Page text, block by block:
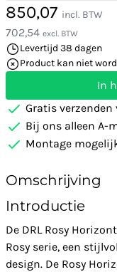
850,07 incl. BTW
702,54 excl. BTW
Levertijd 38 dagen
Product kan niet
In
Gratis verzenden
Bij ons alleen A-
Montage
Omschrijving
Introductie
De DRL Rosy
Rosy serie, een
design. De Rosy